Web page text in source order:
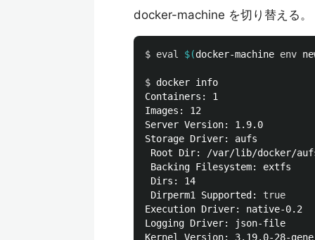
docker-machine を切り替える。
$ eval $(docker-machine env
$ docker info
Containers: 1
Images: 12
Server Version: 1.9.0
Storage Driver: aufs
Root Dir: /var/lib/docker/
Backing Filesystem: extfs
Dirs: 14
Dirperm1 Supported:
Execution Driver: native-0.2
Logging Driver: json-file
Kernel Version: 3.19.0-28-